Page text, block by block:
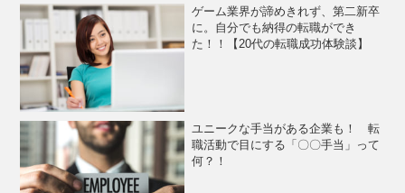
ゲーム業界が諦めきれず、第二新卒
に。自分でも納得の転職ができ
た！！【20代の転職成功体験談】
ユニークな手当がある企業も！ 転
職活動で目にする「〇〇手当」って
何？！